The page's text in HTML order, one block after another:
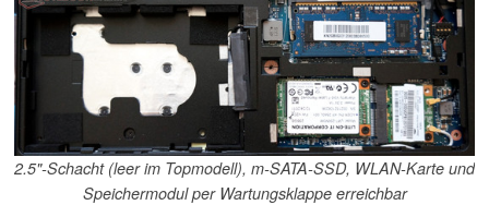
2.5"-Schacht (leer im Topmodell), m-SATA-SSD, WLAN-Karte und
Speichermodul per Wartungsklappe erreichbar